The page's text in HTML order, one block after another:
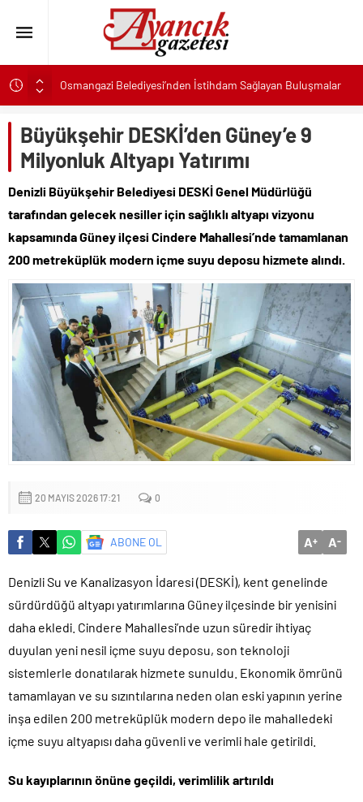
Osmangazi Belediyesi’nden İstihdam Sağlayan Buluşmalar
Başkan Eşki’den Çamdibi çıkarması: “Halkımızın içinde,
Bornova’nın hizmetindeyiz”
Konak’ta imzalar fırsat eşitliği için atıldı
Başkan Hatice Gençay: “Didim’in Minik Ev Sahiplerine Sahip
Çıkmaya Devam Edeceğiz”
K. Menderes’te AKTAŞ Bereketi
Başkan Hatice Gençay: “Didim’in Her Noktasında Gece
Gündüz Sahadayız”
Kompozisyon Yarışması
Başkan Hatice Gençay: “Kadınlarımızın Üretim Gücünü
Destekliyoruz”
Torbalı’nın kuru domates emekçileri yalnız bırakılmadı
Küçük işletmeler büyük siber risklerle karşı karşıya
Büyükşehir DESKİ’den Güney’e 9
Milyonluk Altyapı Yatırımı
Denizli Büyükşehir Belediyesi DESKİ Genel Müdürlüğü
tarafından gelecek nesiller için sağlıklı altyapı vizyonu
kapsamında Güney ilçesi Cindere Mahallesi’nde tamamlanan
200 metreküplük modern içme suyu deposu hizmete alındı.
20 MAYIS 2026 17:21 0
ABONE OL A+ A-
Denizli Su ve Kanalizasyon İdaresi (DESKİ), kent genelinde
sürdürdüğü altyapı yatırımlarına Güney ilçesinde bir yenisini
daha ekledi. Cindere Mahallesi’nde uzun süredir ihtiyaç
duyulan yeni nesil içme suyu deposu, son teknoloji
sistemlerle donatılarak hizmete sunuldu. Ekonomik ömrünü
tamamlayan ve su sızıntılarına neden olan eski yapının yerine
inşa edilen 200 metreküplük modern depo ile mahalledeki
içme suyu altyapısı daha güvenli ve verimli hale getirildi.
Su kayıplarının önüne geçildi, verimlilik artırıldı